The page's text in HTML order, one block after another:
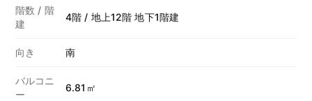
階数 / 階
建
4階 / 地上12階 地下1階建
向き 南
バルコニ
ー
6.81㎡